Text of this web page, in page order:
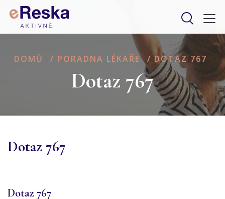
DOMŮ / PORADNA LÉKAŘE / DOTAZ 767
Dotaz 767
Dotaz 767
Dotaz 767